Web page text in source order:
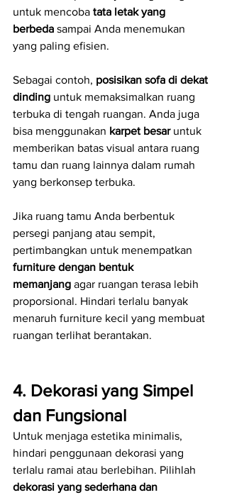
untuk mencoba tata letak yang
berbeda sampai Anda menemukan
yang paling efisien.
Sebagai contoh, posisikan sofa di dekat
dinding untuk memaksimalkan ruang
terbuka di tengah ruangan. Anda juga
bisa menggunakan karpet besar untuk
memberikan batas visual antara ruang
tamu dan ruang lainnya dalam rumah
yang berkonsep terbuka.
Jika ruang tamu Anda berbentuk
persegi panjang atau sempit,
pertimbangkan untuk menempatkan
furniture dengan bentuk
memanjang agar ruangan terasa lebih
proporsional. Hindari terlalu banyak
menaruh furniture kecil yang membuat
ruangan terlihat berantakan.
4. Dekorasi yang Simpel
dan Fungsional
Untuk menjaga estetika minimalis,
hindari penggunaan dekorasi yang
terlalu ramai atau berlebihan. Pilihlah
dekorasi yang sederhana dan